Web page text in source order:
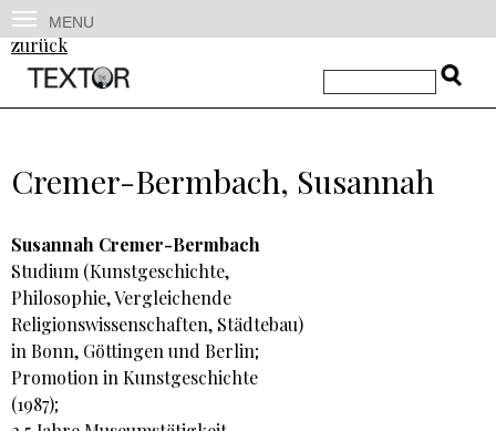
MENU
zurück
Cremer-Bermbach, Susannah
Susannah Cremer-Bermbach
Studium (Kunstgeschichte,
Philosophie, Vergleichende
Religionswissenschaften, Städtebau)
in Bonn, Göttingen und Berlin;
Promotion in Kunstgeschichte
(1987);